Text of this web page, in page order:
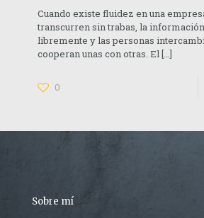
Cuando existe fluidez en una
transcurren sin trabas, la
libremente y las personas
cooperan unas con otras. El[…]
0
Sobre mí